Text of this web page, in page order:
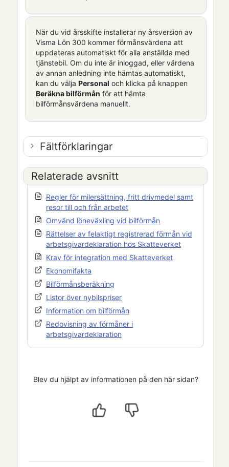
När du vid årsskifte installerar ny årsversion av
Visma Lön 300 kommer förmånsvärdena att
uppdateras automatiskt för alla anställda med
tjänstebil. Om du inte är inloggad, eller värdena
av annan anledning inte hämtas automatiskt,
kan du välja Personal och klicka på knappen
Beräkna bilförmån för att hämta
bilförmånsvärdena manuellt.
Fältförklaringar
Relaterade avsnitt
Regler för milersättning, fritt drivmedel samt
resor till och från arbetet
Omvänd löneväxling vid bilförmån
Rättelser av felaktigt registrerad förmån vid
arbetsgivardeklaration hos Skatteverket
Krav för integration med Skatteverket
Ekonomifakta
Bilförmånsberäkning
Listor över nybilspriser
Information om bilförmån
Redovisning av förmåner i
arbetsgivardeklaration
Blev du hjälpt av informationen på den här sidan?